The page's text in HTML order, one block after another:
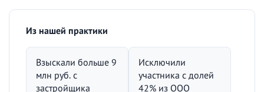
Из нашей практики
Взыскали больше 9
млн руб. с
застройщика
Исключили
участника с долей
42% из ООО